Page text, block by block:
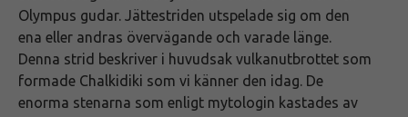
Olympus gudar. Jättestriden utspelade sig om den
ena eller andras övervägande och varade länge.
Denna strid beskriver i huvudsak vulkanutbrottet som
formade Chalkidiki som vi känner den idag. De
enorma stenarna som enligt mytologin kastades av